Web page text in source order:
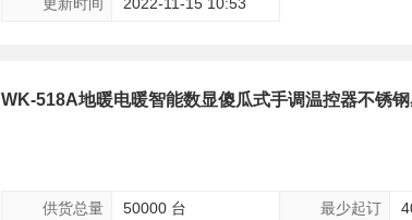
WK-518A地暖电暖智能数显傻瓜式手调温控器不锈
供货总量 50000 台 最少起订